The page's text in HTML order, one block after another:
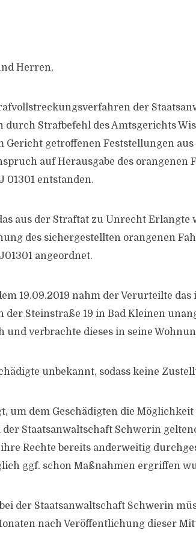
Herren,
der
durch Strafbefehl des Amtsgerichts
Gericht getroffenen Feststellungen
auf Herausgabe des orangenen
01301 entstanden.
aus der Straftat zu Unrecht Erlangte
des sichergestellten orangenen
angeordnet.
19.09.2019 nahm der Verurteilte
Steinstraße 19 in Bad Kleinen
und verbrachte dieses in seine
unbekannt, sodass keine
um dem Geschädigten die Möglichkeit
Staatsanwaltschaft Schwerin
Rechte bereits anderweitig
ggf. schon Maßnahmen ergriffen
der Staatsanwaltschaft Schwerin
nach Veröffentlichung dieser